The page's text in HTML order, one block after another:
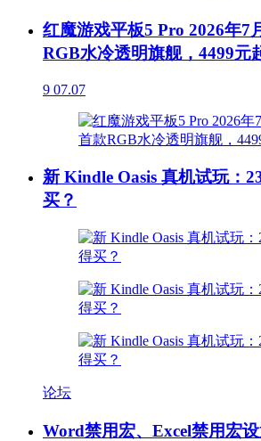
红魔游戏平板5 Pro 2026年7
RGB水冷透明旗舰，4499元
9 07.07
新 Kindle Oasis 真机试玩：
买？
论坛
Word禁用宏、Excel禁用宏